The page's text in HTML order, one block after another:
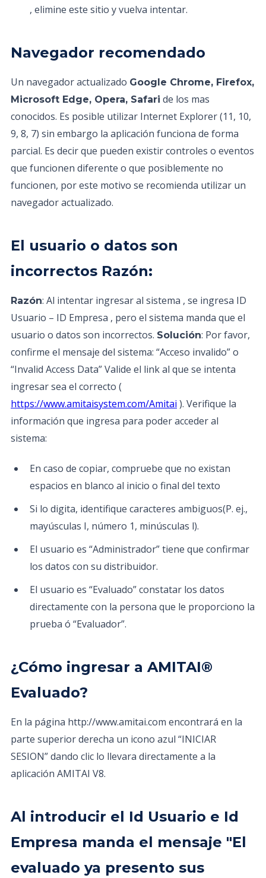
, elimine este sitio y vuelva intentar.
Navegador recomendado
Un navegador actualizado Google Chrome, Firefox,
Microsoft Edge, Opera, Safari de los mas
conocidos. Es posible utilizar Internet Explorer (11, 10,
9, 8, 7) sin embargo la aplicación funciona de forma
parcial. Es decir que pueden existir controles o eventos
que funcionen diferente o que posiblemente no
funcionen, por este motivo se recomienda utilizar un
navegador actualizado.
El usuario o datos son
incorrectos Razón:
Razón: Al intentar ingresar al sistema , se ingresa ID
Usuario – ID Empresa , pero el sistema manda que el
usuario o datos son incorrectos. Solución: Por favor,
confirme el mensaje del sistema: “Acceso invalido” o
“Invalid Access Data” Valide el link al que se intenta
ingresar sea el correcto (
https://www.amitaisystem.com/Amitai ). Verifique la
información que ingresa para poder acceder al
sistema:
En caso de copiar, compruebe que no existan
espacios en blanco al inicio o final del texto
Si lo digita, identifique caracteres ambiguos(P. ej.,
mayúsculas I, número 1, minúsculas l).
El usuario es “Administrador” tiene que confirmar
los datos con su distribuidor.
El usuario es “Evaluado” constatar los datos
directamente con la persona que le proporciono la
prueba ó “Evaluador”.
¿Cómo ingresar a AMITAI®
Evaluado?
En la página http://www.amitai.com encontrará en la
parte superior derecha un icono azul “INICIAR
SESION” dando clic lo llevara directamente a la
aplicación AMITAI V8.
Al introducir el Id Usuario e Id
Empresa manda el mensaje "El
evaluado ya presento sus